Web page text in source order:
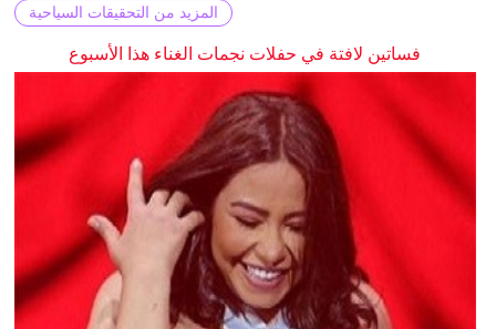
المزيد من التحقيقات السياحية
فساتين لافتة في حفلات نجمات الغناء هذا الأسبوع